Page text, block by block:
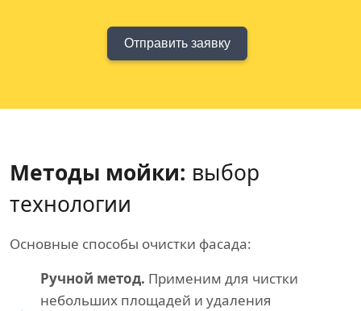
Отправить заявку
Методы мойки: выбор
технологии
Основные способы очистки фасада:
Ручной метод. Применим для чистки
небольших площадей и удаления